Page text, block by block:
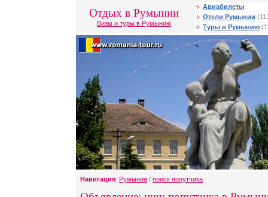
Отдых в Румынии
Визы и туры в Румынию
Авиабилеты
Отели Румынии
Туры в Румынию
Навигация: Румыния / поиск попутчика